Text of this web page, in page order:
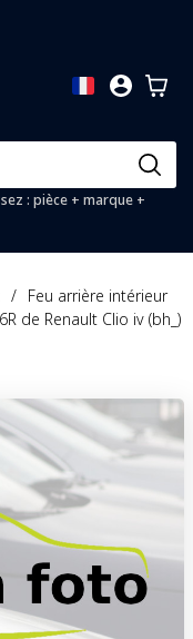
: pièce + marque +
/ Feu arrière intérieur
de Renault Clio iv (bh_)